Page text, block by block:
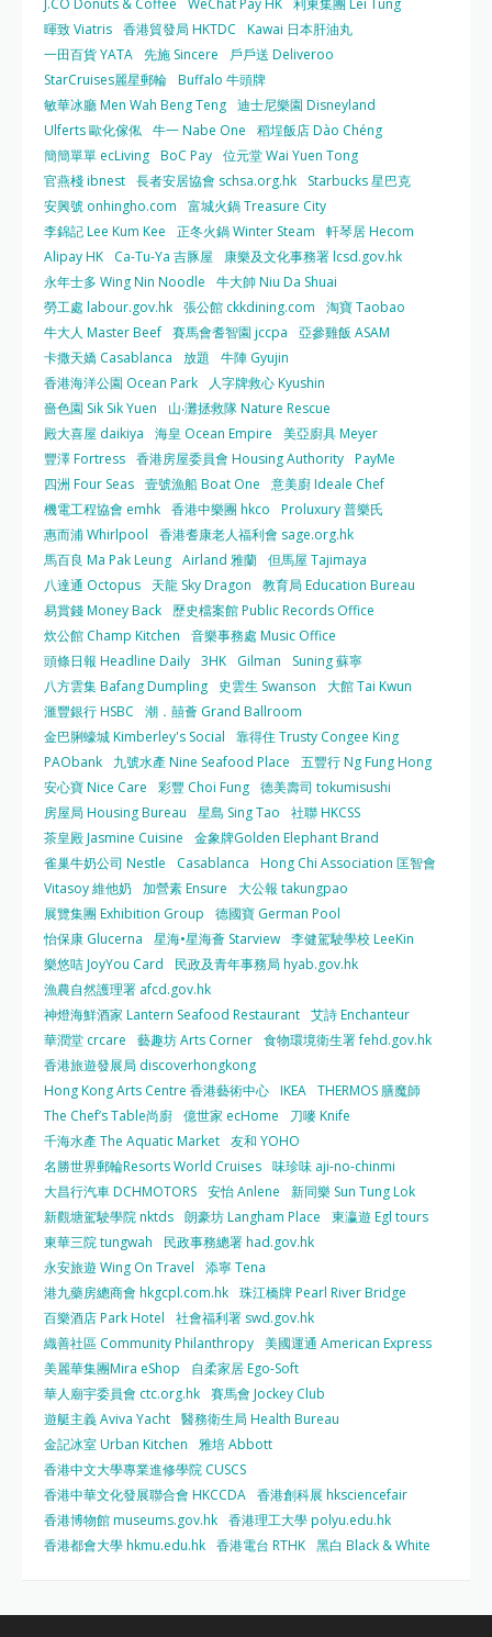
J.CO Donuts & Coffee WeChat Pay HK 利東集團 Lei Tung
暉致 Viatris 香港貿發局 HKTDC
Kawai 日本肝油丸
一田百貨 YATA 先施 Sincere
戶戶送 Deliveroo
StarCruises麗星郵輪 Buffalo 牛頭牌
敏華冰廳 Men Wah Beng Teng 迪士尼樂園 Disneyland
Ulferts 歐化傢俬 牛一 Nabe One
稻埕飯店 Dào Chéng
簡簡單單 ecLiving BoC Pay 位元堂 Wai Yuen Tong
官燕棧 ibnest 長者安居協會 schsa.org.hk
Starbucks 星巴克
安興號 onhingho.com
富城火鍋 Treasure City
李錦記 Lee Kum Kee
正冬火鍋 Winter Steam
軒琴居 Hecom
Alipay HK
Ca-Tu-Ya 吉豚屋
康樂及文化事務署 lcsd.gov.hk
永年士多 Wing Nin Noodle
牛大帥 Niu Da Shuai
勞工處 labour.gov.hk 張公館 ckkdining.com
淘寶 Taobao
牛大人 Master Beef 賽馬會耆智園 jccpa
亞參雞飯 ASAM
卡撒天嬌 Casablanca
放題
牛陣 Gyujin
香港海洋公園 Ocean Park
人字牌救心 Kyushin
嗇色園 Sik Sik Yuen
山‧灘拯救隊 Nature Rescue
殿大喜屋 daikiya
海皇 Ocean Empire
美亞廚具 Meyer
豐澤 Fortress 香港房屋委員會 Housing Authority PayMe
四洲 Four Seas 壹號漁船 Boat One
意美廚 Ideale Chef
機電工程協會 emhk 香港中樂團 hkco
Proluxury 普樂氏
惠而浦 Whirlpool
香港耆康老人福利會 sage.org.hk
馬百良 Ma Pak Leung Airland 雅蘭 但馬屋 Tajimaya
八達通 Octopus
天龍 Sky Dragon
教育局 Education Bureau
易賞錢 Money Back
歷史檔案館 Public Records Office
炊公館 Champ Kitchen
音樂事務處 Music Office
頭條日報 Headline Daily 3HK Gilman
Suning 蘇寧
八方雲集 Bafang Dumpling
史雲生 Swanson
大館 Tai Kwun
滙豐銀行 HSBC
潮．囍薈 Grand Ballroom
金巴脷蠔城 Kimberley's Social
靠得住 Trusty Congee King
PAObank
九號水產 Nine Seafood Place
五豐行 Ng Fung Hong
安心寶 Nice Care
彩豐 Choi Fung 德美壽司 tokumisushi
房屋局 Housing Bureau
星島 Sing Tao
社聯 HKCSS
茶皇殿 Jasmine Cuisine
金象牌Golden Elephant Brand
雀巢牛奶公司 Nestle
Casablanca
Hong Chi Association 匡智會
Vitasoy 維他奶
加營素 Ensure
大公報 takungpao
展覽集團 Exhibition Group
德國寶 German Pool
怡保康 Glucerna
星海•星海薈 Starview 李健駕駛學校 LeeKin
樂悠咭 JoyYou Card
民政及青年事務局 hyab.gov.hk
漁農自然護理署 afcd.gov.hk
神燈海鮮酒家 Lantern Seafood Restaurant 艾詩 Enchanteur
華潤堂 crcare
藝趣坊 Arts Corner 食物環境衛生署 fehd.gov.hk
香港旅遊發展局 discoverhongkong
Hong Kong Arts Centre 香港藝術中心 IKEA THERMOS 膳魔師
The Chef’s Table尚廚 億世家 ecHome
刀嘜 Knife
千海水產 The Aquatic Market 友和 YOHO
名勝世界郵輪Resorts World Cruises 味珍味 aji-no-chinmi
大昌行汽車 DCHMOTORS 安怡 Anlene
新同樂 Sun Tung Lok
新觀塘駕駛學院 nktds 朗豪坊 Langham Place
東瀛遊 Egl tours
東華三院 tungwah
民政事務總署 had.gov.hk
永安旅遊 Wing On Travel
添寧 Tena
港九藥房總商會 hkgcpl.com.hk 珠江橋牌 Pearl River Bridge
百樂酒店 Park Hotel
社會福利署 swd.gov.hk
織善社區 Community Philanthropy 美國運通 American Express
美麗華集團Mira eShop
自柔家居 Ego-Soft
華人廟宇委員會 ctc.org.hk 賽馬會 Jockey Club
遊艇主義 Aviva Yacht 醫務衛生局 Health Bureau
金記冰室 Urban Kitchen
雅培 Abbott
香港中文大學專業進修學院 CUSCS
香港中華文化發展聯合會 HKCCDA 香港創科展 hksciencefair
香港博物館 museums.gov.hk 香港理工大學 polyu.edu.hk
香港都會大學 hkmu.edu.hk 香港電台 RTHK 黑白 Black & White